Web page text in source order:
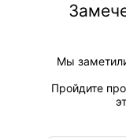
Мы
Пройдите